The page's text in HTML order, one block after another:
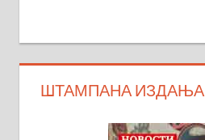
ШТАМПАНА ИЗДАЊА